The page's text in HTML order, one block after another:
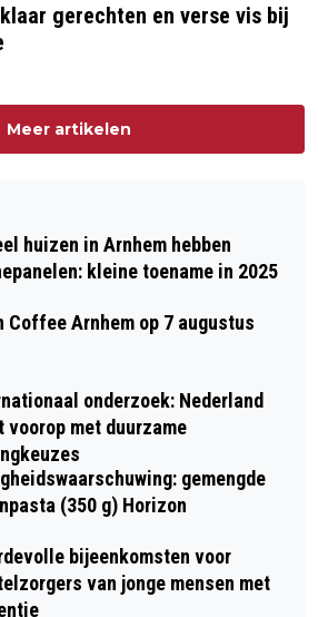
gerechten en verse vis bij
Meer artikelen
huizen in Arnhem hebben
kleine toename in 2025
Coffee Arnhem op 7 augustus
onderzoek: Nederland
voorop met duurzame
gemengde
(350 g) Horizon
bijeenkomsten voor
van jonge mensen met